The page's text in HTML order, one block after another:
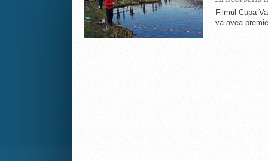
Filmul Cupa
va avea